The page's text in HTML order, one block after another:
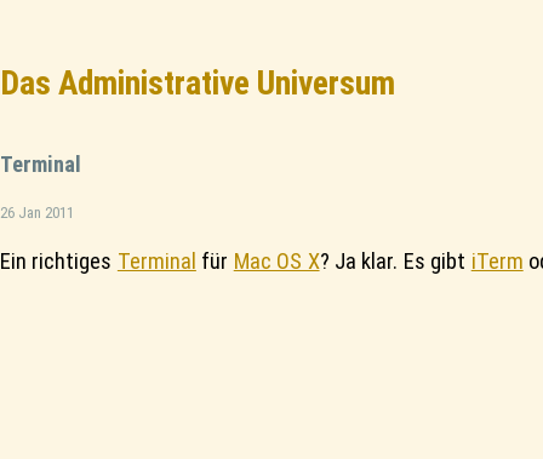
Das Administrative Universum
Terminal
26 Jan 2011
Ein richtiges Terminal für Mac OS X? Ja klar. Es gibt iTerm